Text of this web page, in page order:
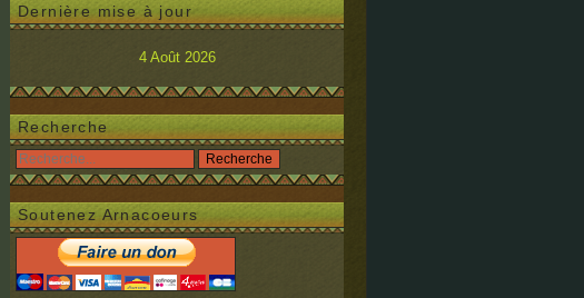
Dernière mise à jour
4 Août 2026
Recherche
Soutenez Arnacoeurs